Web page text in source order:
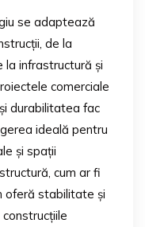
se adaptează
de la
la infrastructură și
comerciale
durabilitatea fac
ideală pentru
și spații
cum ar fi
oferă stabilitate și